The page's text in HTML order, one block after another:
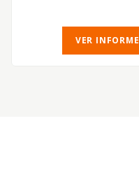
VER INFORME